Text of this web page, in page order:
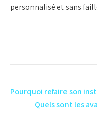
personnalisé et sans
Navigation
Pourquoi refaire son
Quels sont les